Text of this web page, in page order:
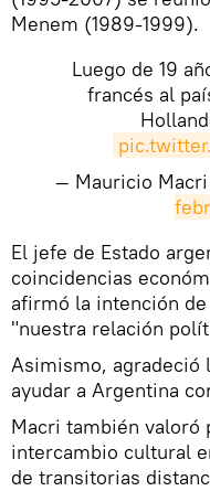
Menem (1989-1999).
Luego de 19
francés al
— Mauricio
​El jefe de Estado
coincidencias
afirmó la intención
"nuestra relación
Asimismo, agradeció
ayudar a Argentina
Macri también
intercambio cultural
de transitorias